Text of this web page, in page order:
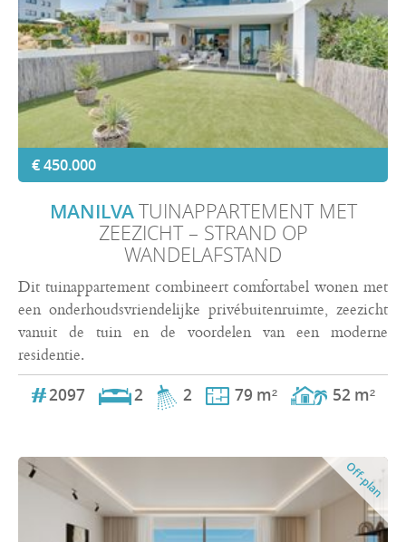
€ 450.000
MANILVATUINAPPARTEMENT MET
ZEEZICHT – STRAND OP
WANDELAFSTAND
Dit tuinappartement combineert comfortabel wonen met
een onderhoudsvriendelijke privébuitenruimte, zeezicht
vanuit de tuin en de voordelen van een moderne
residentie.
2097 2 2 79 m² 52 m²
Off-plan